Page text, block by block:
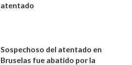
atentado
Sospechoso del atentado en
Bruselas fue abatido por la